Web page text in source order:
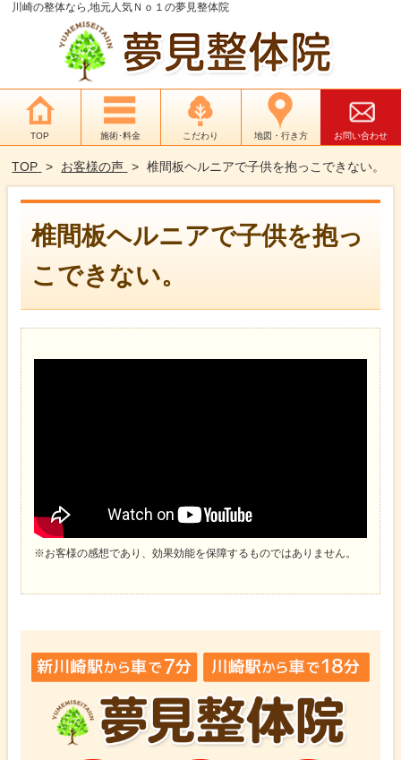
川崎の整体なら,地元人気Ｎｏ１の夢見整体院
TOP 施術･料金 こだわり 地図・行き方 お問い合わせ
TOP お客様の声 椎間板ヘルニアで子供を抱っこできない。
椎間板ヘルニアで子供を抱っ
こできない。
※お客様の感想であり、効果効能を保障するものではありません。